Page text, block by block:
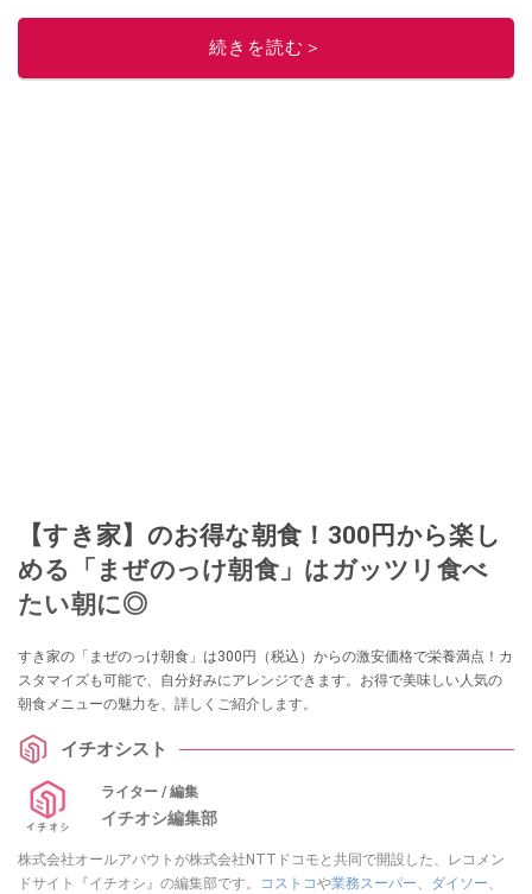
ニュースでフォロー
続きを読む＞
【すき家】のお得な朝食！300円から楽し
める「まぜのっけ朝食」はガッツリ食べ
たい朝に◎
すき家の「まぜのっけ朝食」は300円（税込）からの激安価格で栄養満点！カ
スタマイズも可能で、自分好みにアレンジできます。お得で美味しい人気の
朝食メニューの魅力を、詳しくご紹介します。
イチオシスト
ライター / 編集
イチオシ編集部
株式会社オールアバウトが株式会社NTTドコモと共同で開設した、レコメン
ドサイト『イチオシ』の編集部です。
コストコや業務スーパー、 ダイソー、